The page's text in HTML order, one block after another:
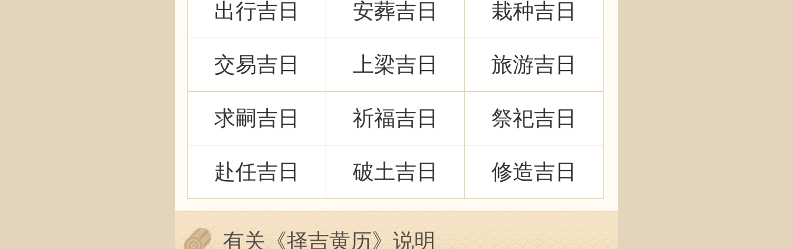
出行吉日 安葬吉日 栽种吉日
交易吉日 上梁吉日 旅游吉日
求嗣吉日 祈福吉日 祭祀吉日
赴任吉日 破土吉日 修造吉日
有关《择吉黄历》说明